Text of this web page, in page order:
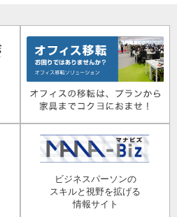
ビジネスパーソンの
スキルと視野を拡げる
情報サイト